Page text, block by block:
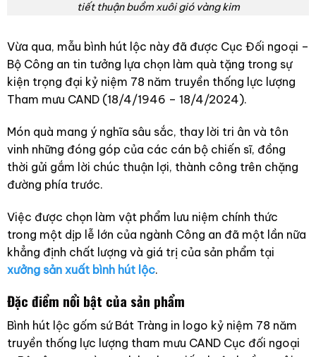
tiết thuận buồm xuôi gió vàng kim
Vừa qua, mẫu bình hút lộc này đã được Cục Đối ngoại –
Bộ Công an tin tưởng lựa chọn làm quà tặng trong sự
kiện trọng đại kỷ niệm 78 năm truyền thống lực lượng
Tham mưu CAND (18/4/1946 – 18/4/2024).
Món quà mang ý nghĩa sâu sắc, thay lời tri ân và tôn
vinh những đóng góp của các cán bộ chiến sĩ, đồng
thời gửi gắm lời chúc thuận lợi, thành công trên chặng
đường phía trước.
Việc được chọn làm vật phẩm lưu niệm chính thức
trong một dịp lễ lớn của ngành Công an đã một lần nữa
khẳng định chất lượng và giá trị của sản phẩm tại
xưởng sản xuất bình hút lộc.
Đặc điểm nổi bật của sản phẩm
Bình hút lộc gốm sứ Bát Tràng in logo kỷ niệm 78 năm
truyền thống lực lượng tham mưu CAND Cục đối ngoại